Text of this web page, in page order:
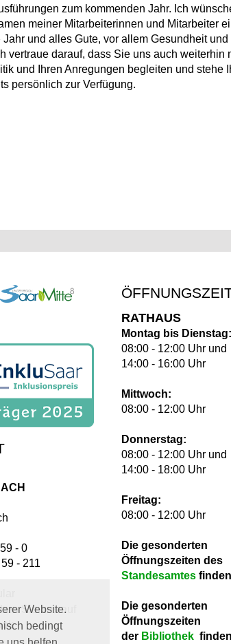
Website.
bedingt
zum kommenden Jahr. Ich
meiner Mitarbeiterinnen und Mitarbeiter
Jahr und alles Gute, vor allem Gesundheit und
vertraue darauf, dass Sie uns auch weiterhin
und Ihren Anregungen begleiten und stehe
persönlich zur Verfügung.
- 0
- 211
Sie uns auf
RATHAUS
Montag bis Dienstag:
08:00 - 12:00 Uhr und
14:00 - 16:00 Uhr
Mittwoch:
08:00 - 12:00 Uhr
Donnerstag:
08:00 - 12:00 Uhr und
14:00 - 18:00 Uhr
Freitag:
08:00 - 12:00 Uhr
Die gesonderten
Öffnungszeiten des
Standesamtes
Die gesonderten
Öffnungszeiten
der Bibliothek